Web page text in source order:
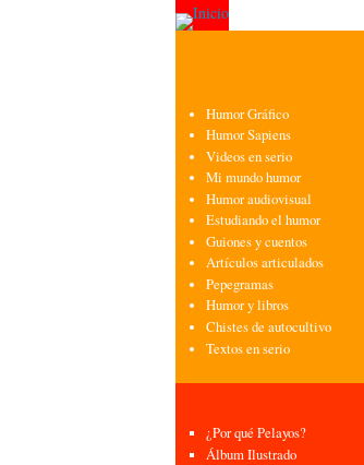
Humor Gráfico
Humor Sapiens
Videos en serio
Mi mundo humor
Humor audiovisual
Estudiando el humor
Guiones y cuentos
Artículos articulados
Pepegramas
Humor y libros
Chistes de autocultivo
Textos en serio
¿Por qué Pelayos?
Álbum Ilustrado